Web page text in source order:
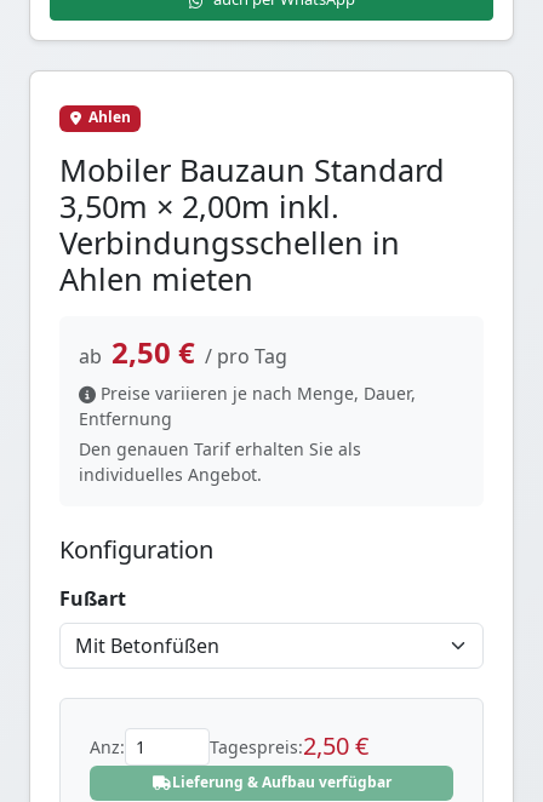
Ahlen
Mobiler Bauzaun Standard
3,50m × 2,00m inkl.
Verbindungsschellen in
Ahlen mieten
ab 2,50 € / pro Tag
Preise variieren je nach Menge, Dauer,
Entfernung
Den genauen Tarif erhalten Sie als
individuelles Angebot.
Konfiguration
Fußart
Anz: Tagespreis:2,50 €
Lieferung & Aufbau verfügbar